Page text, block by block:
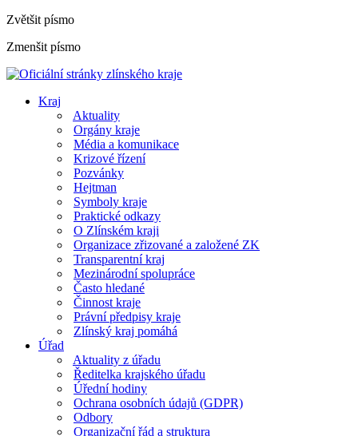
Zvětšit písmo
Zmenšit písmo
Kraj
Aktuality
Orgány kraje
Média a komunikace
Krizové řízení
Pozvánky
Hejtman
Symboly kraje
Praktické odkazy
O Zlínském kraji
Organizace zřizované a založené ZK
Transparentní kraj
Mezinárodní spolupráce
Často hledané
Činnost kraje
Právní předpisy kraje
Zlínský kraj pomáhá
Úřad
Aktuality z úřadu
Ředitelka krajského úřadu
Úřední hodiny
Ochrana osobních údajů (GDPR)
Odbory
Organizační řád a struktura